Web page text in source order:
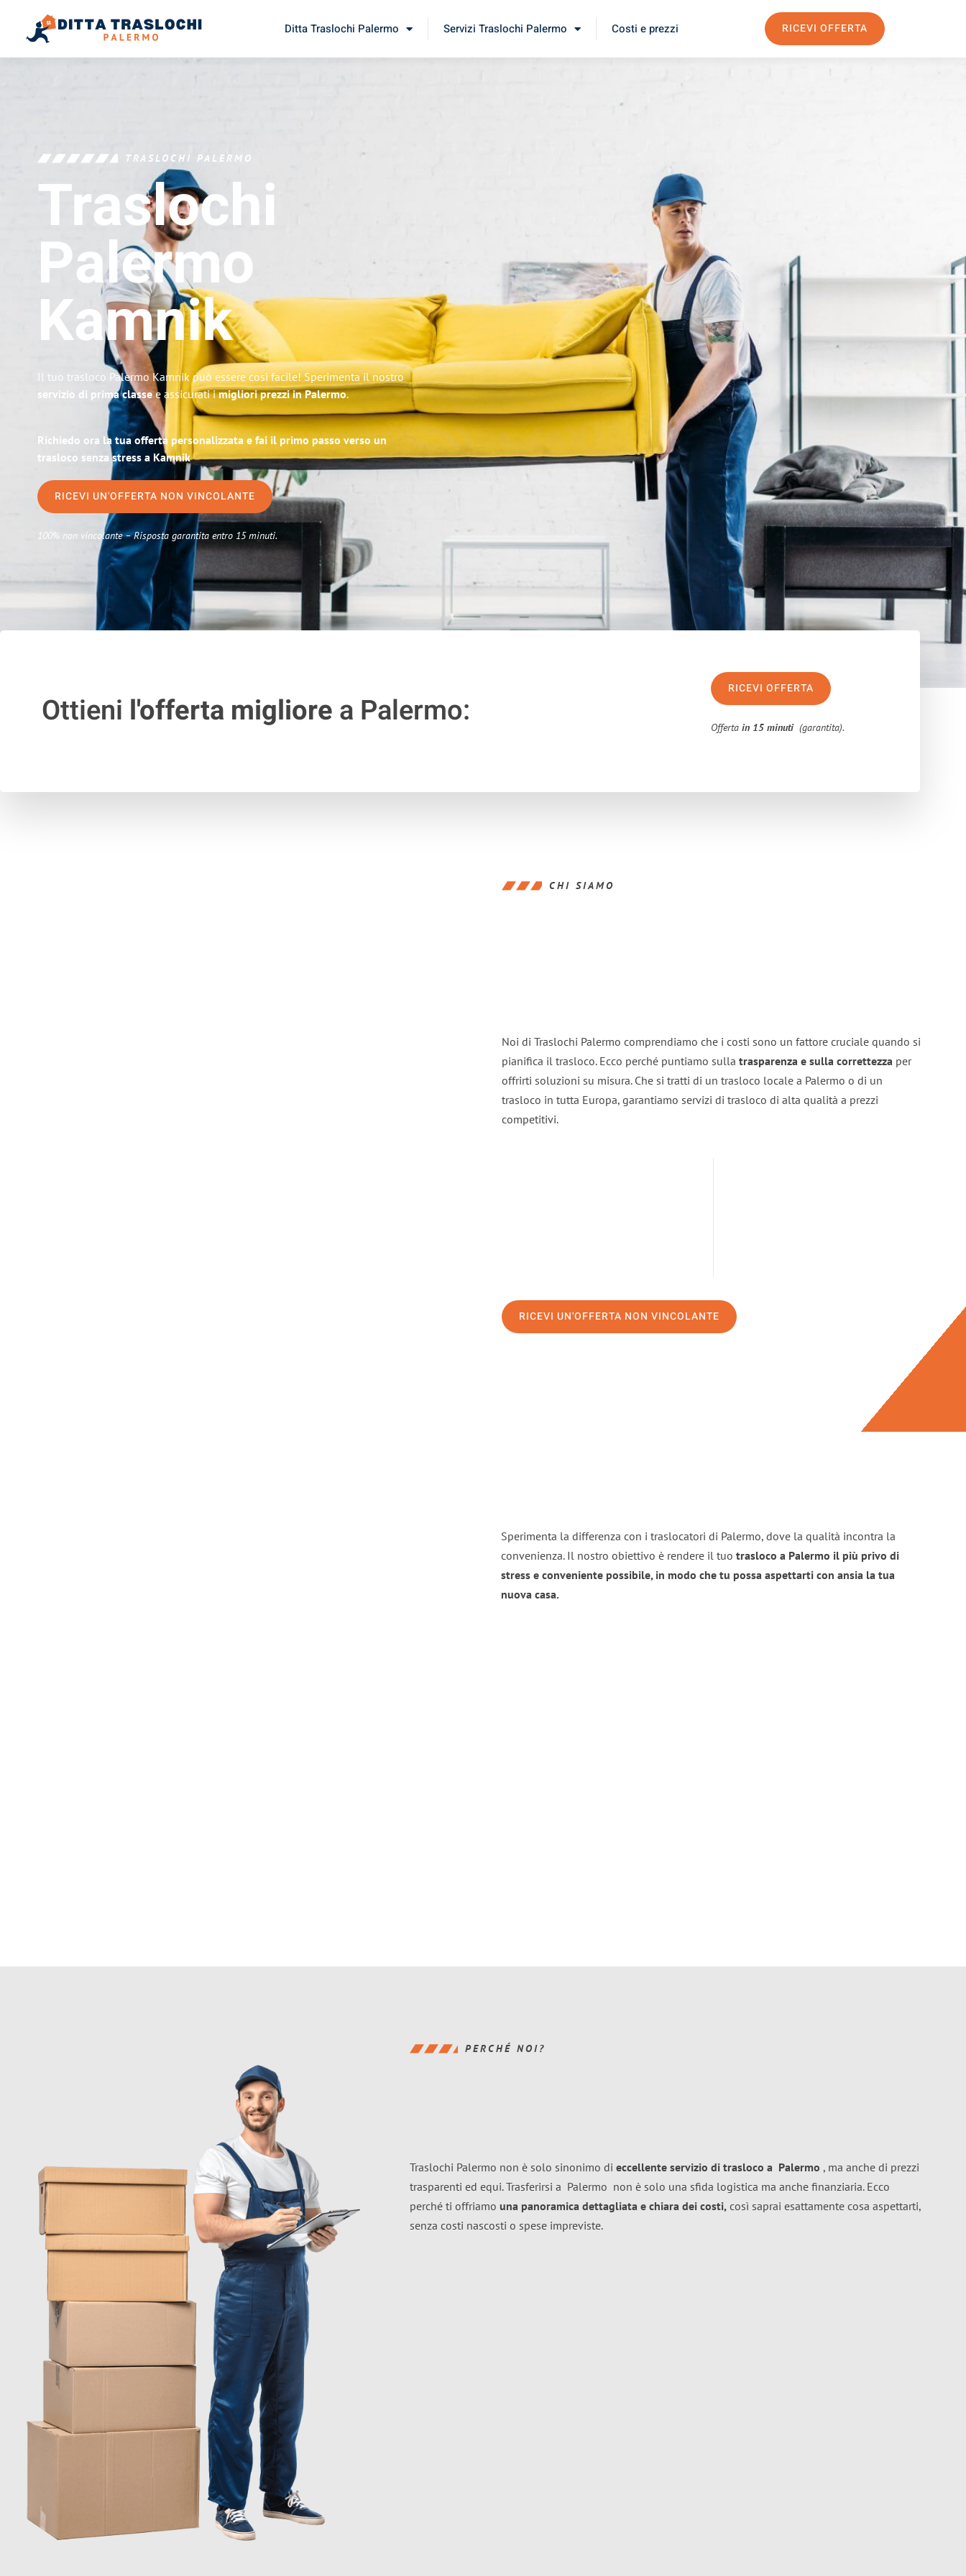
Ditta Traslochi Palermo Servizi Traslochi Palermo Costi e prezzi RICEVI OFFERTA
TRASLOCHI PALERMO
Traslochi
Palermo
Kamnik
Il tuo trasloco Palermo Kamnik può essere così facile! Sperimenta il nostro
servizio di prima classee assicurati imigliori prezzi in Palermo.
Richiedo ora la tua offerta personalizzata e fai il primo passo verso un
trasloco senza stress a Kamnik
RICEVI UN'OFFERTA NON VINCOLANTE
100% non vincolante – Risposta garantita entro 15 minuti.
Ottieni l'offerta migliorea Palermo:
RICEVI OFFERTA
Offertain 15 minuti (garantita).
CHI SIAMO
Noi di Traslochi Palermo comprendiamo che i costi sono un fattore cruciale quando si
pianifica il trasloco. Ecco perché puntiamo sulla trasparenza e sulla correttezza per
offrirti soluzioni su misura. Che si tratti di un trasloco locale a Palermo o di un
trasloco in tutta Europa, garantiamo servizi di trasloco di alta qualità a prezzi
competitivi.
RICEVI UN'OFFERTA NON VINCOLANTE
Sperimenta la differenza con i traslocatori di Palermo, dove la qualità incontra la
convenienza. Il nostro obiettivo è rendere il tuo trasloco a Palermo il più privo di
stress e conveniente possibile, in modo che tu possa aspettarti con ansia la tua
nuova casa.
PERCHÉ NOI?
Traslochi Palermo non è solo sinonimo di eccellente servizio di trasloco a Palermo , ma anche di prezzi
trasparenti ed equi. Trasferirsi a Palermo non è solo una sfida logistica ma anche finanziaria. Ecco
perché ti offriamo una panoramica dettagliata e chiara dei costi, così saprai esattamente cosa aspettarti,
senza costi nascosti o spese impreviste.